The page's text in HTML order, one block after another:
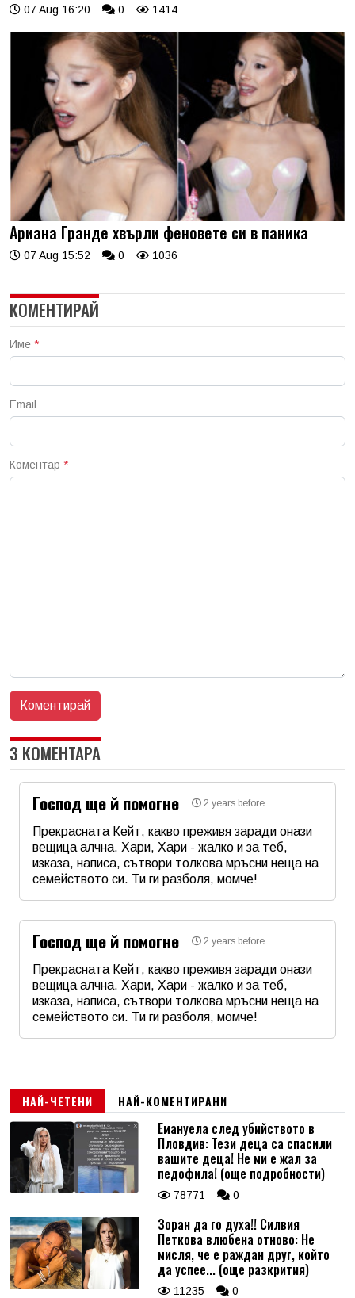
07 Aug 16:20 0 1414
Ариана Гранде хвърли феновете си в паника
07 Aug 15:52 0 1036
КОМЕНТИРАЙ
Име *
Email
Коментар *
3 КОМЕНТАРА
Господ ще й помогне 2 years before
Прекрасната Кейт, какво преживя заради онази
вещица алчна. Хари, Хари - жалко и за теб,
изказа, написа, сътвори толкова мръсни неща на
семейството си. Ти ги разболя, момче!
Коментар*
Господ ще й помогне 2 years before
Прекрасната Кейт, какво преживя заради онази
вещица алчна. Хари, Хари - жалко и за теб,
изказа, написа, сътвори толкова мръсни неща на
семейството си. Ти ги разболя, момче!
Email
Коментар *
НАЙ-ЧЕТЕНИ НАЙ-КОМЕНТИРАНИ
Емануела след убийството в
Пловдив: Тези деца са спасили
вашите деца! Не ми е жал за
педофила! (още подробности)
78771 0
Зоран да го духа!! Силвия
Петкова влюбена отново: Не
мисля, че е раждан друг, който
да успее... (още разкрития)
11235 0